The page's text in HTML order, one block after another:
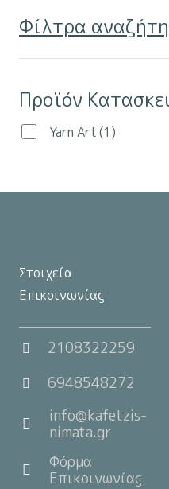
Οι
να
του
Φίλτρα
Προϊόν
Yarn Art(1)
Στοιχεία
Επικοινωνίας
2108322259
6948548272
info@kafetzis-
nimata.gr
Φόρμα
Επικοινωνίας